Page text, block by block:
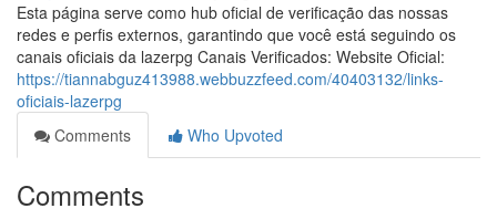
Esta página serve como hub oficial de verificação das nossas
redes e perfis externos, garantindo que você está seguindo os
canais oficiais da lazerpg Canais Verificados: Website Oficial:
https://tiannabguz413988.webbuzzfeed.com/40403132/links-
oficiais-lazerpg
Comments
Who Upvoted
Comments